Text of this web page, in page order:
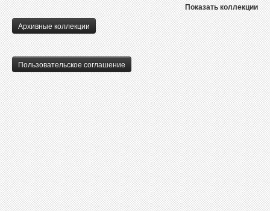
Показать коллекции
Архивные коллекции
Пользовательское соглашение